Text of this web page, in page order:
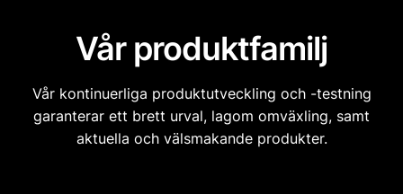
Vår produktfamilj
Vår kontinuerliga produktutveckling och -testning
garanterar ett brett urval, lagom omväxling, samt
aktuella och välsmakande produkter.